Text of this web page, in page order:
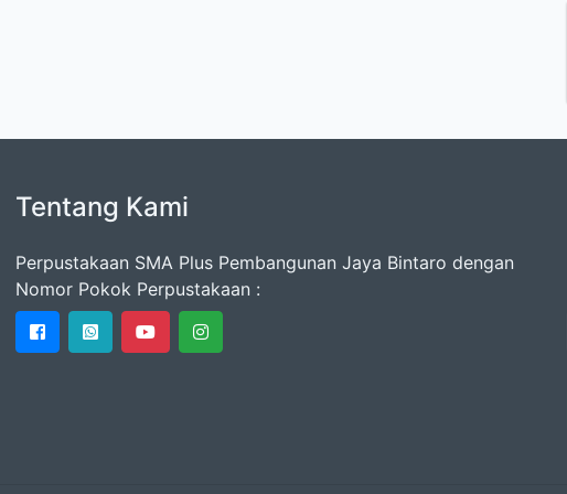
Tentang Kami
Perpustakaan SMA Plus Pembangunan Jaya Bintaro dengan
Nomor Pokok Perpustakaan :